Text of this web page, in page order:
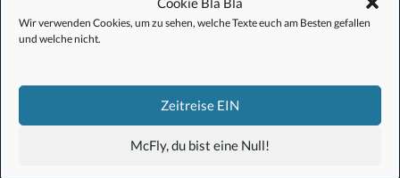
Wir verwenden Cookies, um zu sehen, welche Texte euch am Besten gefallen
und welche nicht.
Zeitreise EIN
McFly, du bist eine Null!